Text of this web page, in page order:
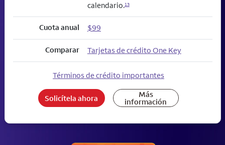
calendario.13
Cuota anual $99
Comparar Tarjetas de crédito One Key
Términos de crédito importantes
Solicítela ahora Más
información